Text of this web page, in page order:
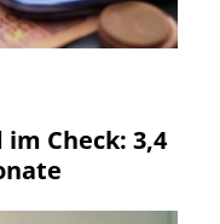
im Check: 3,4